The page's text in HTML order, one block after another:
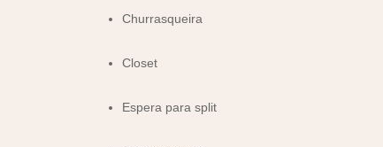
Churrasqueira
Closet
Espera para split